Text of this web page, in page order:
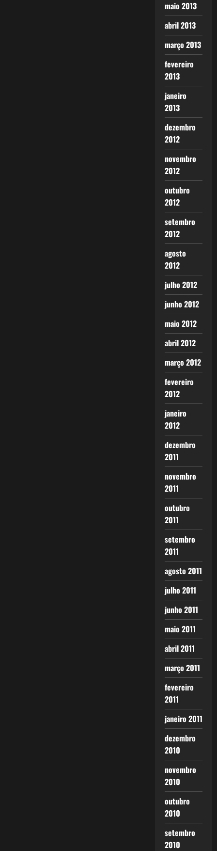
maio 2013
abril 2013
março 2013
fevereiro
2013
janeiro
2013
dezembro
2012
novembro
2012
outubro
2012
setembro
2012
agosto
2012
julho 2012
junho 2012
maio 2012
abril 2012
março 2012
fevereiro
2012
janeiro
2012
dezembro
2011
novembro
2011
outubro
2011
setembro
2011
agosto 2011
julho 2011
junho 2011
maio 2011
abril 2011
março 2011
fevereiro
2011
janeiro 2011
dezembro
2010
novembro
2010
outubro
2010
setembro
2010